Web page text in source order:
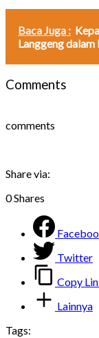
Baca Juga :
Langgeng dalam
Comments
comments
Share via:
0Shares
Twitter
Copy
Lainnya
Tags: